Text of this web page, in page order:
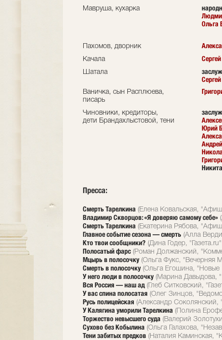
Мавруша, кухарка
Ольга
Пахомов, дворник
Качала
Шатала
Ваничка, сын Расплюева,
писарь
Чиновники, кредиторы,
дети Брандахлыстовой, тени
Юрий
Пресса:
Смерть Тарелкина (Елена Ковальская,
Владимир Скворцов: «Я доверяю самому себе»
Смерть Тарелкина (Екатерина Рябова,
Главное событие сезона — смерть (Алла
Кто твои сообщники? (Дина Годер,
Полосатый фарс (Роман Должанский,
Мцырь в полосочку (Ольга Фукс, "Вечерняя
Смерть в полосочку (Ольга Егошина, "Новые
У него люди в полосочку (Марина Давыдова,
Вся Россия — наш ад(Глеб Ситковский,
У вас спина полосатая (Олег Зинцов,
Русь полицейская (Александр Соколянский,
У Калягина уморили Тарелкина (Полина
Торжество невысшего суда (Валерий
Сухово без Кобылина (Ольга Галахова,
Тени забитых предков (Наталия Каминская,